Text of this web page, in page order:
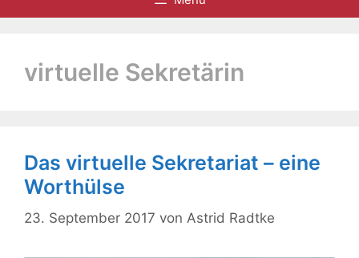
virtuelle Sekretärin
Das virtuelle Sekretariat – eine
Worthülse
23. September 2017 von Astrid Radtke